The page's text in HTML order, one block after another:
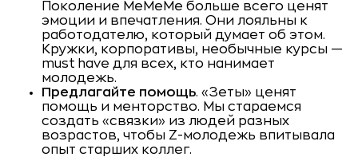
Поколение MeMeMe больше всего ценят
эмоции и впечатления. Они лояльны к
работодателю, который думает об этом.
Кружки, корпоративы, необычные курсы —
must have для всех, кто нанимает
молодежь.
Предлагайте помощь. «Зеты» ценят
помощь и менторство. Мы стараемся
создать «связки» из людей разных
возрастов, чтобы Z-молодежь впитывала
опыт старших коллег.